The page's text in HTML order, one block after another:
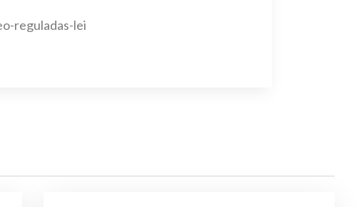
reguladas-lei